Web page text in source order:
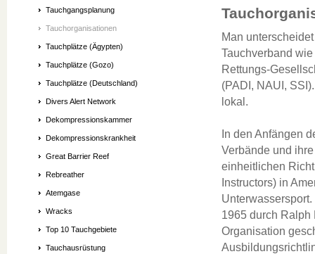
Tauchgangsplanung
Tauchorganisationen
Tauchplätze (Ägypten)
Tauchplätze (Gozo)
Tauchplätze (Deutschland)
Divers Alert Network
Dekompressionskammer
Dekompressionskrankheit
Great Barrier Reef
Rebreather
Atemgase
Wracks
Top 10 Tauchgebiete
Tauchausrüstung
Man
Tauchverband
Rettungs-
(PADI, NAUI,
lokal.
In den Anfängen
Verbände und
einheitlichen
Instructors) in
1965 durch Ralph
Organisation